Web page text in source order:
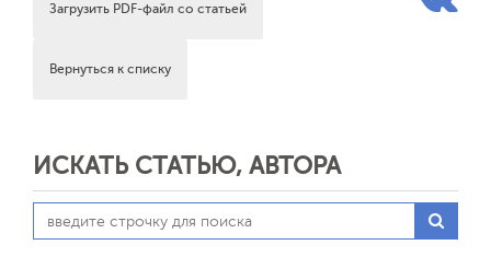
Загрузить PDF-файл со статьей
Вернуться к списку
ИСКАТЬ СТАТЬЮ, АВТОРА